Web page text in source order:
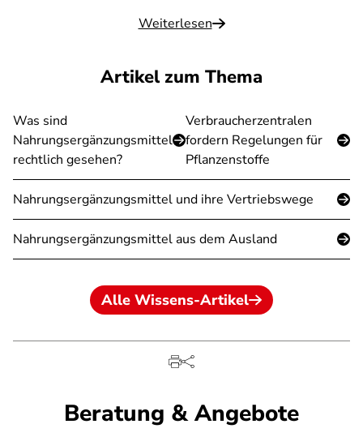
Weiterlesen
Artikel zum Thema
Was sind
Nahrungsergänzungsmittel
rechtlich gesehen?
Verbraucherzentralen
fordern Regelungen für
Pflanzenstoffe
Nahrungsergänzungsmittel und ihre Vertriebswege
Nahrungsergänzungsmittel aus dem Ausland
Alle Wissens-Artikel
Beratung & Angebote